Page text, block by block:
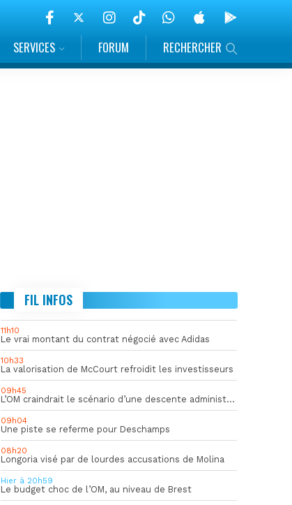
SERVICES FORUM RECHERCHER
FIL INFOS
11h10
Le vrai montant du contrat négocié avec Adidas
10h33
La valorisation de McCourt refroidit les investisseurs
09h45
L’OM craindrait le scénario d’une descente administrative
09h04
Une piste se referme pour Deschamps
08h20
Longoria visé par de lourdes accusations de Molina
Hier à 20h59
Le budget choc de l’OM, au niveau de Brest